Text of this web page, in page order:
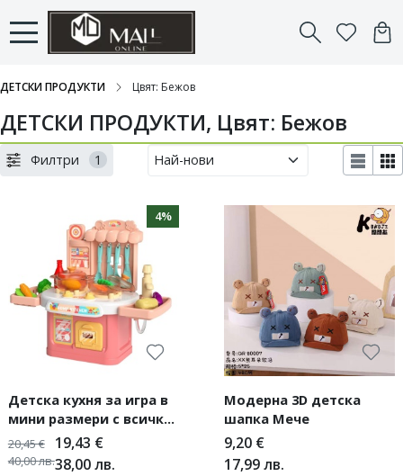
ДЕТСКИ ПРОДУКТИ Цвят: Бежов
ДЕТСКИ ПРОДУКТИ, Цвят: Бежов
Филтри 1
4%
Детска кухня за игра в
мини размери с всички
необходими продукти
19,43 €
38,00лв.
20,45€
40,00лв.
Модерна 3D детска
шапка Мече
9,20 €
17,99лв.